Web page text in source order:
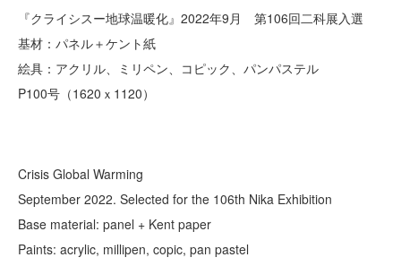
『クライシスー地球温暖化』2022年9月 第106回二科展入選
基材：パネル＋ケント紙
絵具：アクリル、ミリペン、コピック、パンパステル
P100号（1620ｘ1120）
Crisis Global Warming
September 2022. Selected for the 106th Nika Exhibition
Base material: panel + Kent paper
Paints: acrylic, millipen, copic, pan pastel